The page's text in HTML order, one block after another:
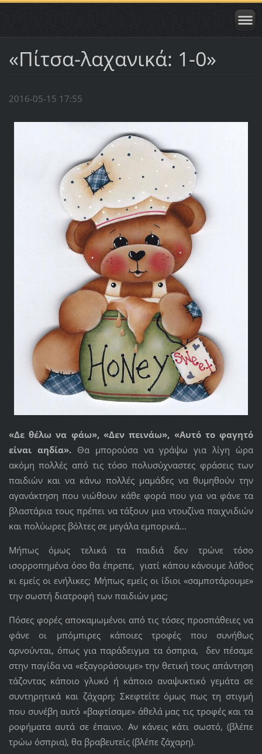
«Πίτσα-λαχανικά: 1-0»
2016-05-15 17:55
«Δε θέλω να φάω», «Δεν πεινάω», «Αυτό το φαγητό
είναι αηδία».Θα μπορούσα να γράψω για λίγη ώρα
ακόμη πολλές από τις τόσο πολυσύχναστες φράσεις των
παιδιών και να κάνω πολλές μαμάδες να θυμηθούν την
αγανάκτηση που νιώθουν κάθε φορά που για να φάνε τα
βλαστάρια τους πρέπει να τάξουν μια ντουζίνα παιχνιδιών
και πολύωρες βόλτες σε μεγάλα εμπορικά…
Μήπως όμως τελικά τα παιδιά δεν τρώνε τόσο
ισορροπημένα όσο θα έπρεπε, γιατί κάπου κάνουμε λάθος
κι εμείς οι ενήλικες; Μήπως εμείς οι ίδιοι «σαμποτάρουμε»
την σωστή διατροφή των παιδιών μας;
Πόσες φορές αποκαμωμένοι από τις τόσες προσπάθειες να
φάνε οι μπόμπιρες κάποιες τροφές που συνήθως
αρνούνται, όπως για παράδειγμα τα όσπρια, δεν πέσαμε
στην παγίδα να «εξαγοράσουμε» την θετική τους απάντηση
τάζοντας κάποιο γλυκό ή κάποιο αναψυκτικό γεμάτα σε
συντηρητικά και ζάχαρη; Σκεφτείτε όμως πως τη στιγμή
που συνέβη αυτό «βαφτίσαμε» άθελά μας τις τροφές και τα
ροφήματα αυτά σε έπαινο. Αν κάνεις κάτι σωστό, (βλέπε
τρώω όσπρια), θα βραβευτείς (βλέπε ζάχαρη).